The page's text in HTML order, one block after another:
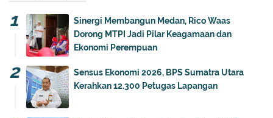
Sinergi Membangun Medan, Rico Waas
Dorong MTPI Jadi Pilar Keagamaan dan
Ekonomi Perempuan
Sensus Ekonomi 2026, BPS Sumatra Utara
Kerahkan 12.300 Petugas Lapangan